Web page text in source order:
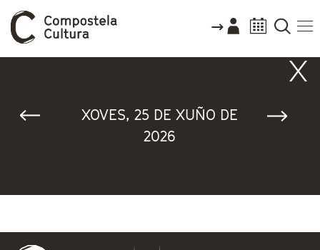
XOVES, 25 DE XUÑO DE
2026